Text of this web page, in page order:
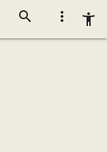
more_vert accessibility_new
search